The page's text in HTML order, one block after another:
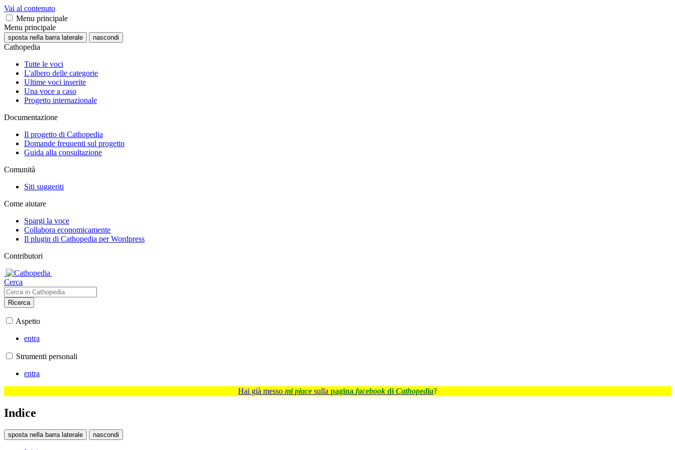
Vai al contenuto
Menu principale
Menu principale
sposta nella barra laterale nascondi
Cathopedia
Tutte le voci
L'albero delle categorie
Ultime voci inserite
Una voce a caso
Progetto internazionale
Documentazione
Il progetto di Cathopedia
Domande frequenti sul progetto
Guida alla consultazione
Comunità
Siti suggeriti
Come aiutare
Spargi la voce
Collabora economicamente
Il plugin di Cathopedia per Wordpress
Contributori
Cerca
Ricerca
Aspetto
entra
Strumenti personali
entra
Hai già messo mi piace sulla pagina facebook di Cathopedia?
Indice
sposta nella barra laterale nascondi